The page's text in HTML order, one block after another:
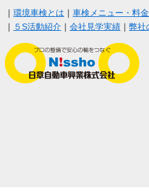
｜ 環境車検とは ｜ 車検メニュー・料
｜ ５S活動紹介 ｜ 会社見学実績 ｜ 弊社